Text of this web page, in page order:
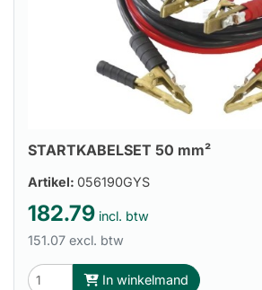
STARTKABELSET 50 mm²
Artikel: 056190GYS
182.79 incl. btw
151.07 excl. btw
In winkelmand